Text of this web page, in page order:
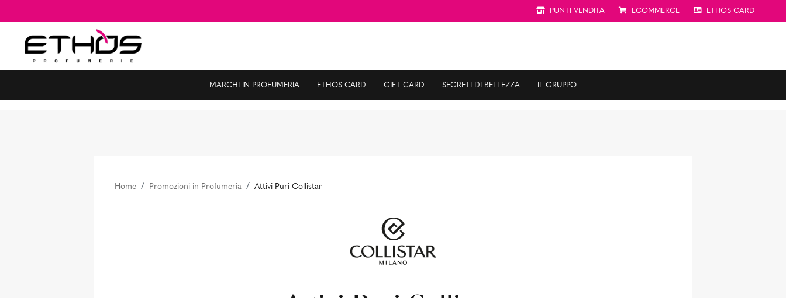
PUNTI VENDITA ECOMMERCE ETHOS CARD
MARCHI IN PROFUMERIA ETHOS CARD GIFT CARD SEGRETI DI BELLEZZA IL GRUPPO
Home Promozioni in Profumeria Attivi Puri Collistar